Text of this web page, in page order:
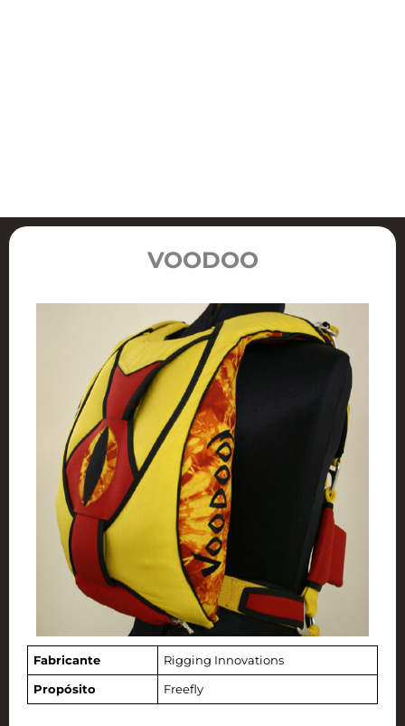
VOODOO
Fabricante Rigging Innovations
Propósito Freefly